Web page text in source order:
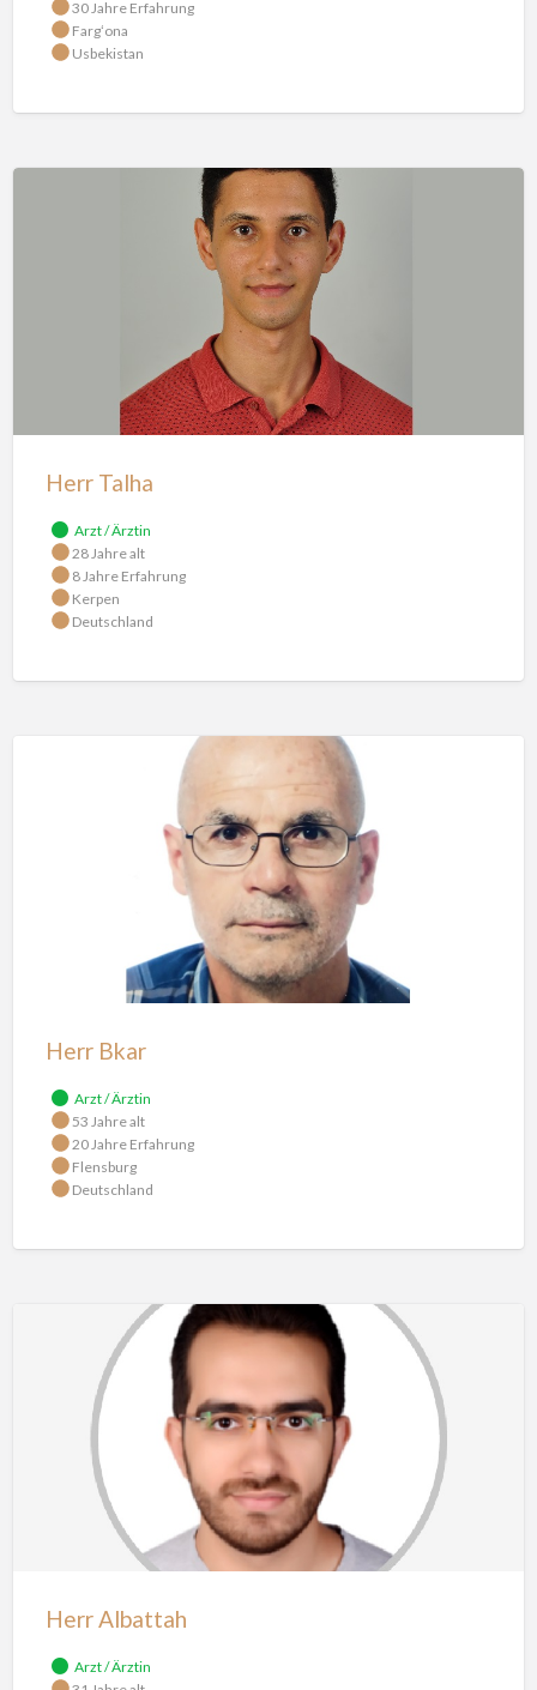
30 Jahre Erfahrung
Fargʻona
Usbekistan
Herr Talha
Arzt / Ärztin
28 Jahre alt
8 Jahre Erfahrung
Kerpen
Deutschland
Herr Bkar
Arzt / Ärztin
53 Jahre alt
20 Jahre Erfahrung
Flensburg
Deutschland
Herr Albattah
Arzt / Ärztin